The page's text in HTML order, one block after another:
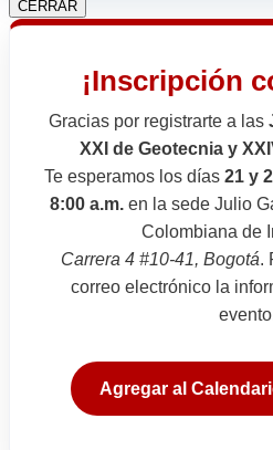
CERRAR
¡Inscripción
Gracias por registrarte a las
XXI de Geotecnia y
Te esperamos los días 21 y
8:00 a.m. en la sede Julio
Colombiana de
Carrera 4 #10-41, Bogotá.
correo electrónico la
Agregar al